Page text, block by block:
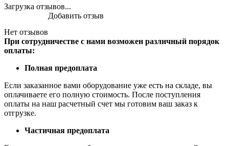
Загрузка отзывов...
Нет отзывов
Добавить отзыв
При сотрудничестве с нами возможен различный порядок
оплаты:
Полная предоплата
Если заказанное вами оборудование уже есть на складе, вы
оплачиваете его полную стоимость. После поступления
оплаты на наш расчетный счет мы готовим ваш заказ к
отгрузке.
Частичная предоплата